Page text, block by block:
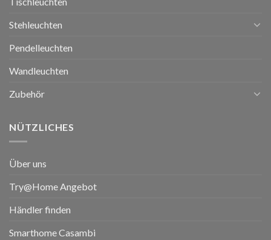
Stehleuchten
Pendelleuchten
Wandleuchten
Zubehör
NÜTZLICHES
Über uns
Try@Home Angebot
Händler finden
Smarthome Casambi